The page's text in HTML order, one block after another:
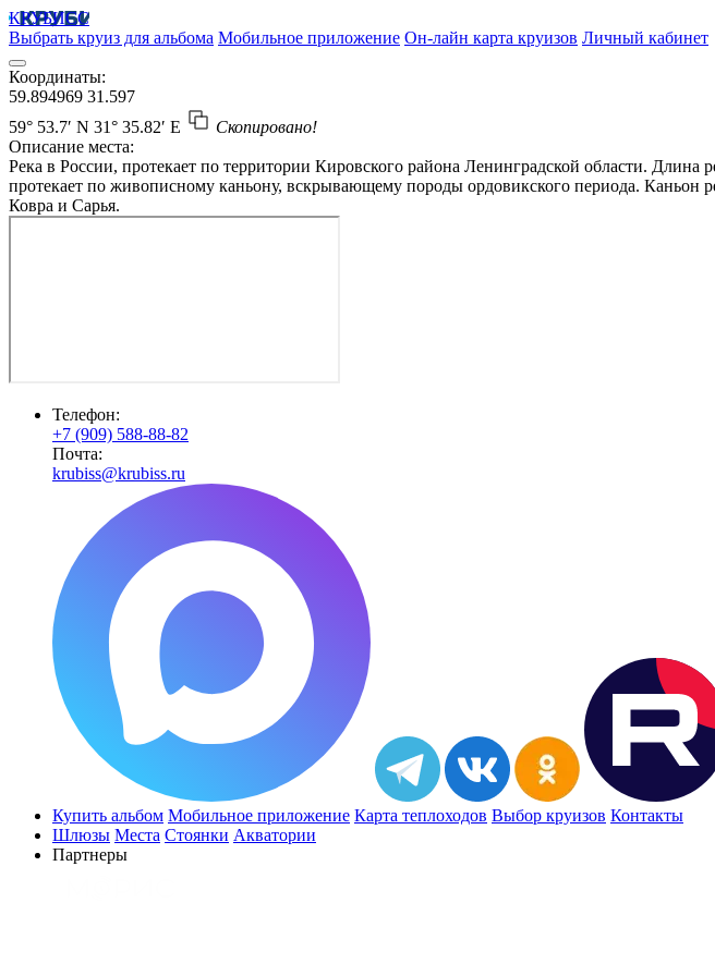
КРУБИСС
Выбрать круиз для альбома Мобильное приложение Он-лайн карта круизов Личный кабинет
Координаты:
59.894969 31.597
59° 53.7′ N 31° 35.82′ E
Скопировано!
Описание места:
Река в России, протекает по территории Кировского района Ленинградской области. Длина
протекает по живописному каньону, вскрывающему породы ордовикского периода. Каньон
Ковра и Сарья.
Телефон:
+7 (909) 588-88-82
Почта:
krubiss@krubiss.ru
Купить альбом Мобильное приложение Карта теплоходов Выбор круизов Контакты
Шлюзы Места Стоянки Акватории
Партнеры